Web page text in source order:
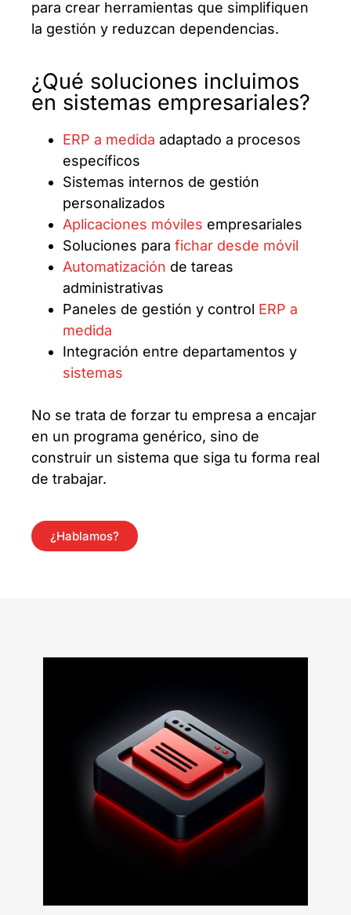
para crear herramientas que simplifiquen
la gestión y reduzcan dependencias.
¿Qué soluciones incluimos
en sistemas empresariales?
ERP a medida adaptado a procesos
específicos
Sistemas internos de gestión
personalizados
Aplicaciones móviles empresariales
Soluciones para fichar desde móvil
Automatización de tareas
administrativas
Paneles de gestión y control ERP a
medida
Integración entre departamentos y
sistemas
No se trata de forzar tu empresa a encajar
en un programa genérico, sino de
construir un sistema que siga tu forma real
de trabajar.
¿Hablamos?